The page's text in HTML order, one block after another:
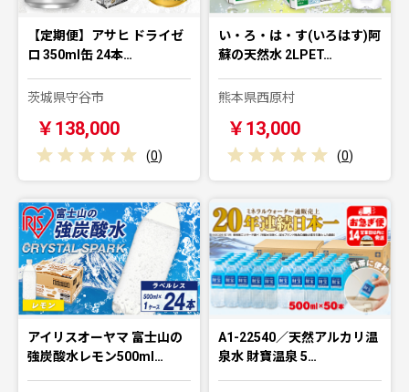
【定期便】アサヒ ドライゼ
ロ 350ml缶 24本…
茨城県守谷市
￥138,000
(0)
い・ろ・は・す(いろはす)阿
蘇の天然水 2LPET…
熊本県西原村
￥13,000
(0)
アイリスオーヤマ 富士山の
強炭酸水レモン500ml…
A1-22540／天然アルカリ温
泉水 財寶温泉 5…